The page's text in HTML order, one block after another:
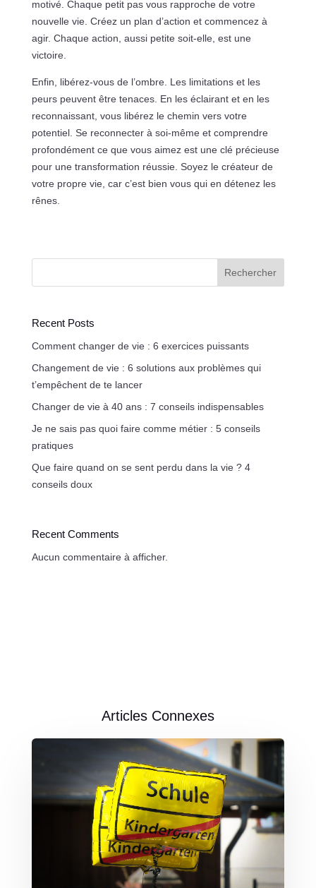
motivé. Chaque petit pas vous rapproche de votre
nouvelle vie. Créez un plan d’action et commencez à
agir. Chaque action, aussi petite soit-elle, est une
victoire.
Enfin, libérez-vous de l’ombre. Les limitations et les
peurs peuvent être tenaces. En les éclairant et en les
reconnaissant, vous libérez le chemin vers votre
potentiel. Se reconnecter à soi-même et comprendre
profondément ce que vous aimez est une clé précieuse
pour une transformation réussie. Soyez le créateur de
votre propre vie, car c’est bien vous qui en détenez les
rênes.
Rechercher
Recent Posts
Comment changer de vie : 6 exercices puissants
Changement de vie : 6 solutions aux problèmes qui
t’empêchent de te lancer
Changer de vie à 40 ans : 7 conseils indispensables
Je ne sais pas quoi faire comme métier : 5 conseils
pratiques
Que faire quand on se sent perdu dans la vie ? 4
conseils doux
Recent Comments
Aucun commentaire à afficher.
Articles Connexes